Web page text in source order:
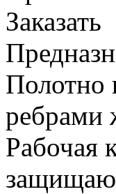
Заказать
Полотно
ребрами
Рабочая